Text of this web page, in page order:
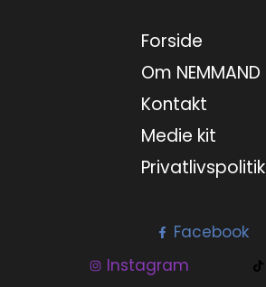
Forside
Om NEMMAND
Kontakt
Medie kit
Privatlivspolitik
Facebook
Instagram